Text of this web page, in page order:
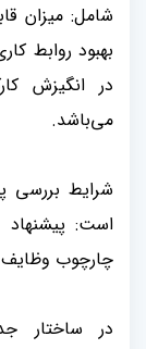
شامل: میزان
بهبود روابط
در انگیزش
می‌باشد.
شرایط بررسی
است: پیشنهاد
چارچوب وظایف
در ساختار